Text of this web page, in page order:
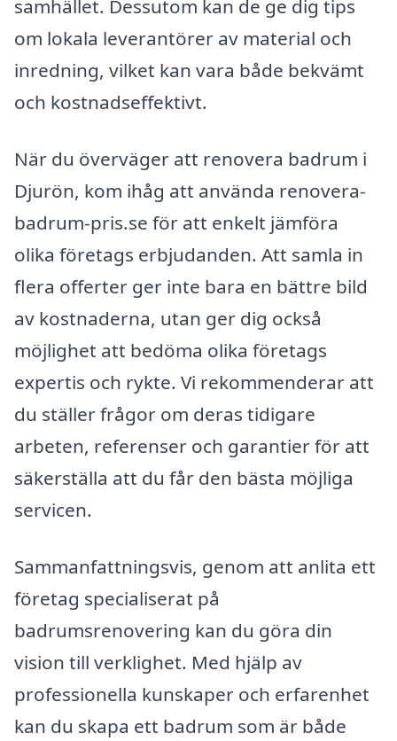
samhället. Dessutom kan de ge dig tips
om lokala leverantörer av material och
inredning, vilket kan vara både bekvämt
och kostnadseffektivt.
När du överväger att renovera badrum i
Djurön, kom ihåg att använda renovera-
badrum-pris.se för att enkelt jämföra
olika företags erbjudanden. Att samla in
flera offerter ger inte bara en bättre bild
av kostnaderna, utan ger dig också
möjlighet att bedöma olika företags
expertis och rykte. Vi rekommenderar att
du ställer frågor om deras tidigare
arbeten, referenser och garantier för att
säkerställa att du får den bästa möjliga
servicen.
Sammanfattningsvis, genom att anlita ett
företag specialiserat på
badrumsrenovering kan du göra din
vision till verklighet. Med hjälp av
professionella kunskaper och erfarenhet
kan du skapa ett badrum som är både